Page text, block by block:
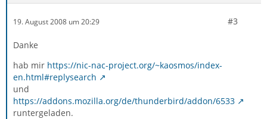
19. August 2008 um 20:29 #3
Danke
hab mir https://nic-nac-project.org/~kaosmos/index-
en.html#replysearch
und
https://addons.mozilla.org/de/thunderbird/addon/6533
runtergeladen.